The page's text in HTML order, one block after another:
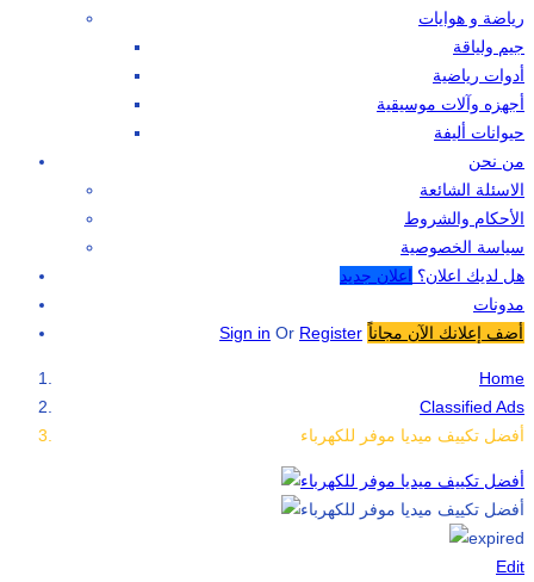
رياضة و هوايات
جيم ولياقة
أدوات رياضية
أجهزه وآلات موسيقية
حيوانات أليفة
من نحن
الاسئلة الشائعة
الأحكام والشروط
سياسة الخصوصية
هل لديك اعلان؟ اعلان جديد
مدونات
Sign in Or Register أضف إعلانك الآن مجاناً
Home
Classified Ads
أفضل تكييف ميديا موفر للكهرباء
Edit